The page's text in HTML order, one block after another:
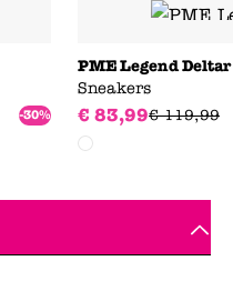
-30%
PME Legend Deltar
Sneakers
€ 83,99€ 119,99